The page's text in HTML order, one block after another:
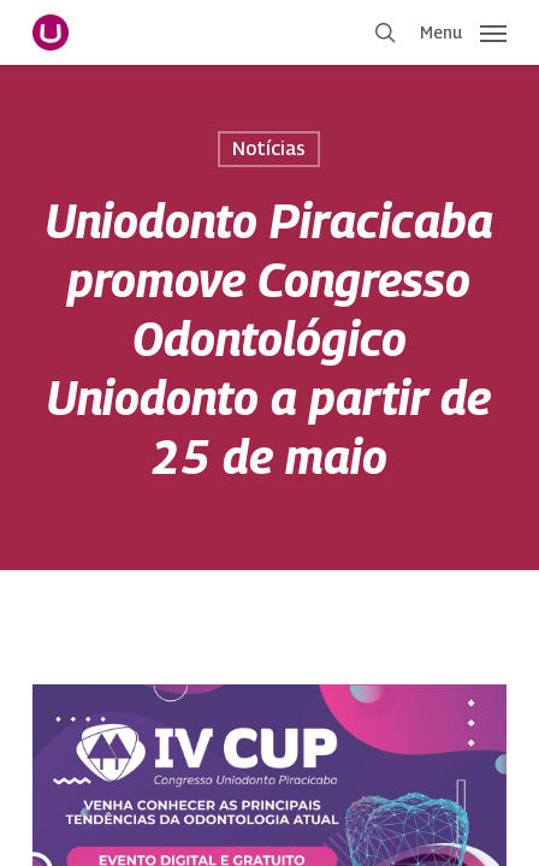
Pular
para
Menu
Notícias
Uniodonto Piracicaba
promove Congresso
Odontológico
Uniodonto a partir de
25 de maio